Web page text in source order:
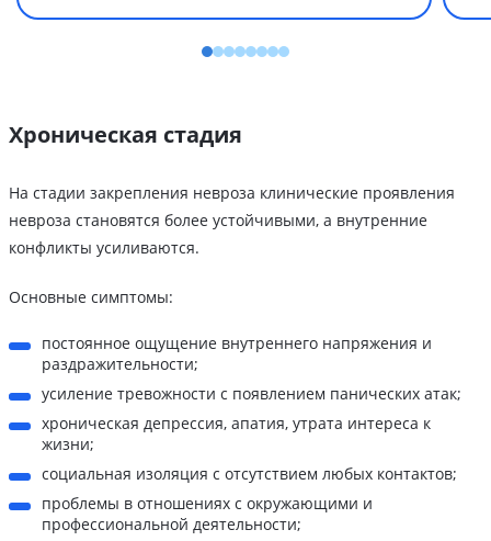
Хроническая стадия
На стадии закрепления невроза клинические проявления
невроза становятся более устойчивыми, а внутренние
конфликты усиливаются.
Основные симптомы:
постоянное ощущение внутреннего напряжения и
раздражительности;
усиление тревожности с появлением панических атак;
хроническая депрессия, апатия, утрата интереса к
жизни;
социальная изоляция с отсутствием любых контактов;
проблемы в отношениях с окружающими и
профессиональной деятельности;